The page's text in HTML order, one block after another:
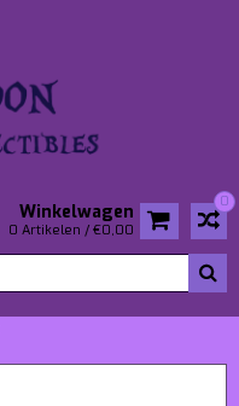
0
Winkelwagen
0 Artikelen / €0,00